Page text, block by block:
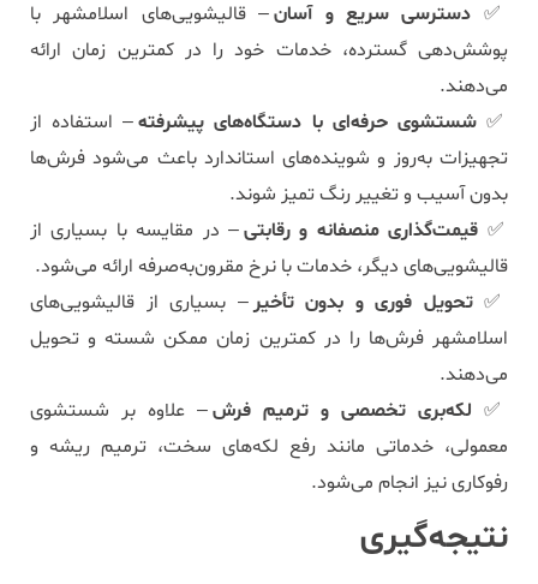
✅ دسترسی سریع و آسان– قالیشویی‌های اسلامشهر با
پوشش‌دهی گسترده، خدمات خود را در کمترین زمان ارائه
می‌دهند.
✅شستشوی حرفه‌ای با دستگاه‌های پیشرفته– استفاده از
تجهیزات به‌روز و شوینده‌های استاندارد باعث می‌شود فرش‌ها
بدون آسیب و تغییر رنگ تمیز شوند.
✅ قیمت‌گذاری منصفانه و رقابتی– در مقایسه با بسیاری از
قالیشویی‌های دیگر، خدمات با نرخ مقرون‌به‌صرفه ارائه می‌شود.
✅تحویل فوری و بدون تأخیر – بسیاری از قالیشویی‌های
اسلامشهر فرش‌ها را در کمترین زمان ممکن شسته و تحویل
می‌دهند.
✅ لکه‌بری تخصصی و ترمیم فرش– علاوه بر شستشوی
معمولی، خدماتی مانند رفع لکه‌های سخت، ترمیم ریشه و
رفوکاری نیز انجام می‌شود.
نتیجه‌گیری